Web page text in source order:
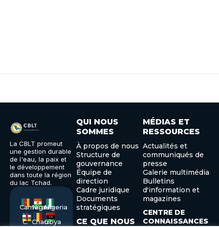
La CBLT promeut
une gestion durable
de l'eau, la paix et
le développement
dans toute la région
du lac Tchad.
Cameroon
NigerNigeria
C. ChadLibya
QUI NOUS
SOMMES
À propos de nous
Structure de
gouvernance
Équipe de
direction
Cadre juridique
Documents
stratégiques
CE QUE NOUS
MÉDIAS ET
RESSOURCES
Actualités et
communiqués de
presse
Galerie multimédia
Bulletins
d'information et
magazines
CENTRE DE
CONNAISSANCES